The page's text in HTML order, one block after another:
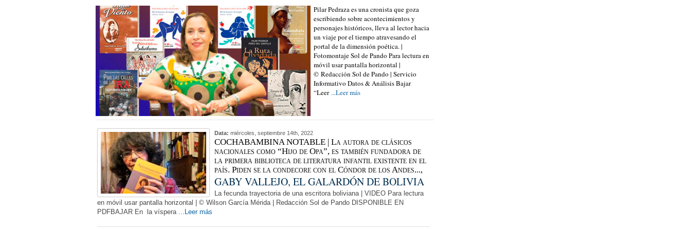
Pilar Pedraza es una cronista que goza
escribiendo sobre acontecimientos y
personajes históricos, lleva al lector hacia
un viaje por el tiempo atravesando el
portal de la dimensión poética. |
Fotomontaje Sol de Pando Para lectura en
móvil usar pantalla horizontal |
© Redacción Sol de Pando | Servicio
Informativo Datos & Análisis Bajar
“Leer ...Leer más
Data: miércoles, septiembre 14th, 2022
COCHABAMBINA NOTABLE | La autora de clásicos
nacionales como “Hijo de Opa”, es también fundadora de
la primera biblioteca de literatura infantil existente en el
país. Piden se la condecore con el Cóndor de los Andes...,
GABY VALLEJO, EL GALARDÓN DE BOLIVIA
La fecunda trayectoria de una escritora boliviana | VIDEO Para lectura
en móvil usar pantalla horizontal | © Wilson García Mérida | Redacción Sol de Pando DISPONIBLE EN
PDFBAJAR En la víspera ...Leer más